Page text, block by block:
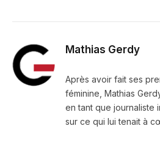
Mathias Gerdy
Après avoir fait ses
féminine, Mathias
en tant que journaliste
sur ce qui lui tenait à